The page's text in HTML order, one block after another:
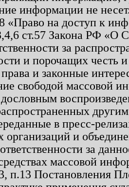
информации не
«Право на доступ к
ст.57 Закона РФ «О
за
и порочащих честь
и законные
свободой массовой
в пресс-
организаций и
за
массовой
п.13 Постановления